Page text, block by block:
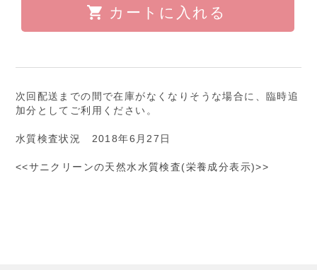
カートに入れる
次回配送までの間で在庫がなくなりそうな場合に、臨時追
加分としてご利用ください。
水質検査状況 2018年6月27日
<<サニクリーンの天然水水質検査(栄養成分表示)>>